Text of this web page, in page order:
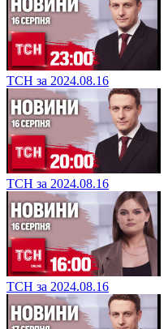
ТСН за 2024.08.16
ТСН за 2024.08.16
ТСН за 2024.08.16